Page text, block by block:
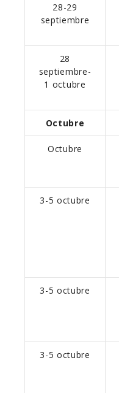
28-29
septiembre
28
septiembre-
1 octubre
Octubre
Octubre
3-5 octubre
3-5 octubre
3-5 octubre